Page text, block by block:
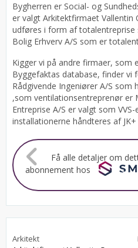
Bygherren er Social- og
er valgt Arkitektfirmaet Vallentin
udføres i form af
Bolig Erhverv A/S som er
Kigger vi på andre firmaer, som
Byggefaktas database, finder vi
Rådgivende Ingeniører A/S
,som ventilationsentreprenør er
Entreprise A/S er valgt som
installationerne håndteres af
Få alle detaljer om
abonnement hos
Arkitekt